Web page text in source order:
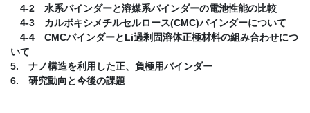
4-2 水系バインダーと溶媒系バインダーの電池性能の比較
4-3 カルボキシメチルセルロース(CMC)バインダーについて
4-4 CMCバインダーとLi過剰固溶体正極材料の組み合わせにつ
いて
5. ナノ構造を利用した正、負極用バインダー
6. 研究動向と今後の課題